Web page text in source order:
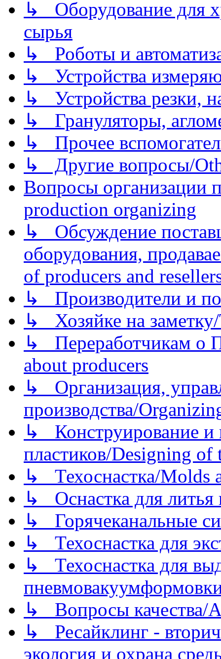
↳ Оборудование для
сырья
↳ Роботы и
↳ Устройства
↳ Устройства резки,
↳ Грануляторы,
↳ Прочее
↳ Другие вопросы/
Вопросы организации
production organizing
↳ Обсуждение
оборудования,
of producers and
↳ Производители и
↳ Хозяйке на
↳ Переработчикам о
about producers
↳ Организация,
производства/
↳ Конструирование и
пластиков/Designing of
↳ Техоснастка/Molds
↳ Оснастка для литья
↳ Горячеканальные
↳ Техоснастка для
↳ Техоснастка для
↳ Вопросы качества/
↳ Ресайклинг -
экология и охрана